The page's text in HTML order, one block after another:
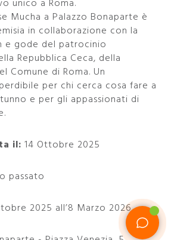
unico a Roma.
Mucha a Palazzo Bonaparte è
in collaborazione con la
e gode del patrocinio
Repubblica Ceca, della
Comune di Roma. Un
per chi cerca cosa fare a
e per gli appassionati di
il:14 Ottobre 2025
passato
2025 all’8 Marzo 2026